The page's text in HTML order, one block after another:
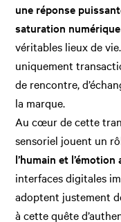
une réponse
saturation numérique
véritables lieux de
uniquement
de rencontre,
la marque.
Au cœur de cette
sensoriel jouent un
l’humain et
interfaces digitales
adoptent justement
à cette quête